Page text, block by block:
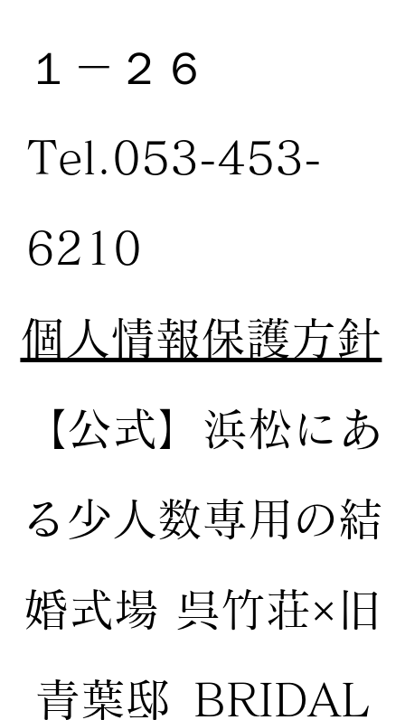
１－２６
Tel.053-453-
6210
個人情報保護方針
【公式】 浜松にあ
る少人数専用の結
婚式場 呉竹荘×旧
青葉邸_BRIDAL